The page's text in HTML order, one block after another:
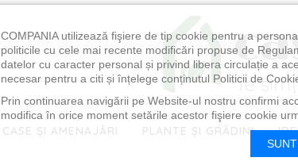
CASE ȘI AMENAJĂRI PLANTE ȘI GRĂDINI
COMPANIA utilizează fişiere de tip cookie pentru a
politicile cu cele mai recente modificări propuse de
datelor cu caracter personal și privind libera circulație a
necesar pentru a citi și înțelege conținutul Politicii de
Prin continuarea navigării pe Website-ul nostru confirmi
modifica în orice moment setările acestor fişiere cookie